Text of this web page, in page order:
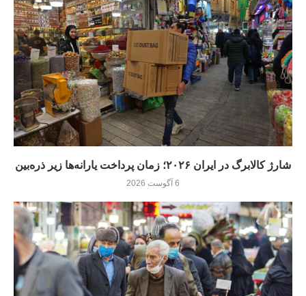
شارژ کالابرگ در ایران ۲۰۲۶؛ زمان پرداخت یارانه‌ها زیر ذره‌بین
6 آگوست 2026